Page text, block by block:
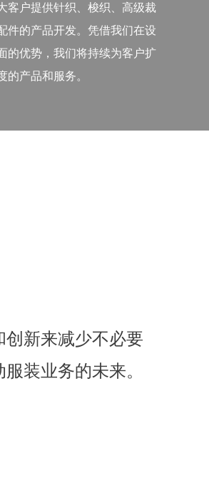
客户提供针织、梭织、高级裁
件的产品开发。凭借我们在设
的优势，我们将持续为客户扩
的产品和服务。
新来减少不必要
装业务的未来。